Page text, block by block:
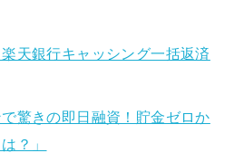
楽天銀行キャッシング一括返済
で驚きの即日融資！貯金ゼロか
？」